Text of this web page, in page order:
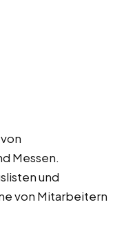
Messen.
und
von Mitarbeitern